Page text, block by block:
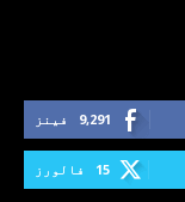
9,291 فینز
15 فالورز